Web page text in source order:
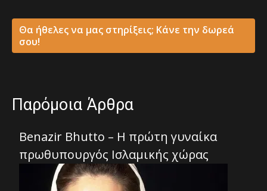
Θα ήθελες να μας στηρίξεις; Κάνε την δωρεά
σου!
Παρόμοια Άρθρα
Benazir Bhutto – Η πρώτη γυναίκα
πρωθυπουργός Ισλαμικής χώρας